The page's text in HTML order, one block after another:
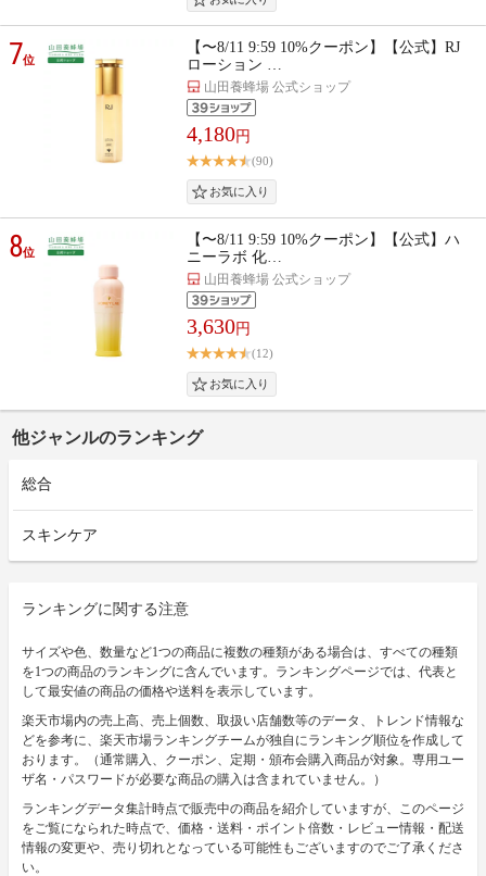
7位
【〜8/11 9:59 10%クーポン】【公式】RJ
ローション …
山田養蜂場 公式ショップ
4,180円
(90)
8位
【〜8/11 9:59 10%クーポン】【公式】ハ
ニーラボ 化…
山田養蜂場 公式ショップ
3,630円
(12)
他ジャンルのランキング
総合
スキンケア
ランキングに関する注意
サイズや色、数量など1つの商品に複数の種類がある場合は、すべての種類
を1つの商品のランキングに含んでいます。ランキングページでは、代表と
して最安値の商品の価格や送料を表示しています。
楽天市場内の売上高、売上個数、取扱い店舗数等のデータ、トレンド情報な
どを参考に、楽天市場ランキングチームが独自にランキング順位を作成して
おります。（通常購入、クーポン、定期・頒布会購入商品が対象。専用ユー
ザ名・パスワードが必要な商品の購入は含まれていません。）
ランキングデータ集計時点で販売中の商品を紹介していますが、このページ
をご覧になられた時点で、価格・送料・ポイント倍数・レビュー情報・配送
情報の変更や、売り切れとなっている可能性もございますのでご了承くださ
い。